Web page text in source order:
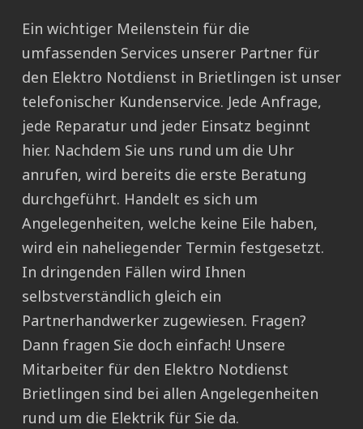
Ein wichtiger Meilenstein für die
umfassenden Services unserer Partner für
den Elektro Notdienst in Brietlingen ist unser
telefonischer Kundenservice. Jede Anfrage,
jede Reparatur und jeder Einsatz beginnt
hier. Nachdem Sie uns rund um die Uhr
anrufen, wird bereits die erste Beratung
durchgeführt. Handelt es sich um
Angelegenheiten, welche keine Eile haben,
wird ein naheliegender Termin festgesetzt.
In dringenden Fällen wird Ihnen
selbstverständlich gleich ein
Partnerhandwerker zugewiesen. Fragen?
Dann fragen Sie doch einfach! Unsere
Mitarbeiter für den Elektro Notdienst
Brietlingen sind bei allen Angelegenheiten
rund um die Elektrik für Sie da.